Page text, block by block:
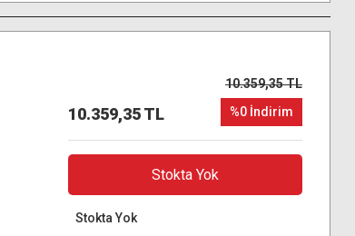
10.359,35 TL
10.359,35 TL
%0 İndirim
Stokta Yok
Stokta Yok